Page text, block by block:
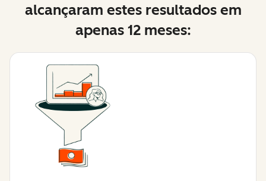
alcançaram estes resultados em
apenas 12 meses: